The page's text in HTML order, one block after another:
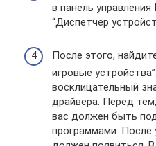
в панель
“Диспетчер
После этого,
игровые
восклицательный
драйвера. Перед
вас должен быть
программами. После